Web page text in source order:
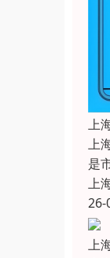
上
上
是
上
26-
上